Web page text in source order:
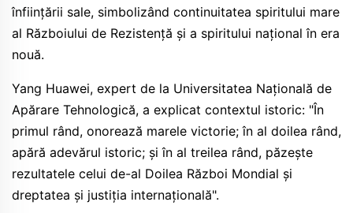
înființării sale, simbolizând continuitatea spiritului mare
al Războiului de Rezistență și a spiritului național în era
nouă.
Yang Huawei, expert de la Universitatea Națională de
Apărare Tehnologică, a explicat contextul istoric: "În
primul rând, onorează marele victorie; în al doilea rând,
apără adevărul istoric; și în al treilea rând, păzește
rezultatele celui de-al Doilea Război Mondial și
dreptatea și justiția internațională".